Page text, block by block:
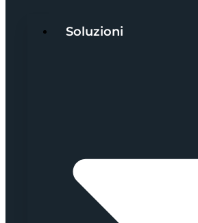
Soluzioni